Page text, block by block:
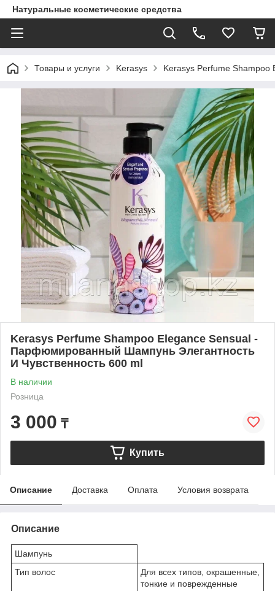
Натуральные косметические средства
Товары и услуги Kerasys Kerasys Perfume
Kerasys Perfume Shampoo Elegance Sensual -
Парфюмированный Шампунь Элегантность
И Чувственность 600 ml
В наличии
Розница
3 000 ₸
Купить
Описание Доставка Оплата Условия возврата
Описание
Шампунь
Тип волос
Для всех типов, окрашенные,
тонкие и поврежденные